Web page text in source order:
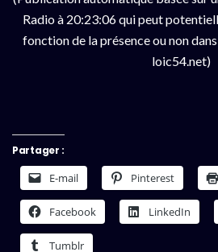
Radio à 20:23:06 qui peut
fonction de la présence ou non
loic54.net)
Partager :
E-mail Pinterest
Facebook LinkedIn
Tumblr